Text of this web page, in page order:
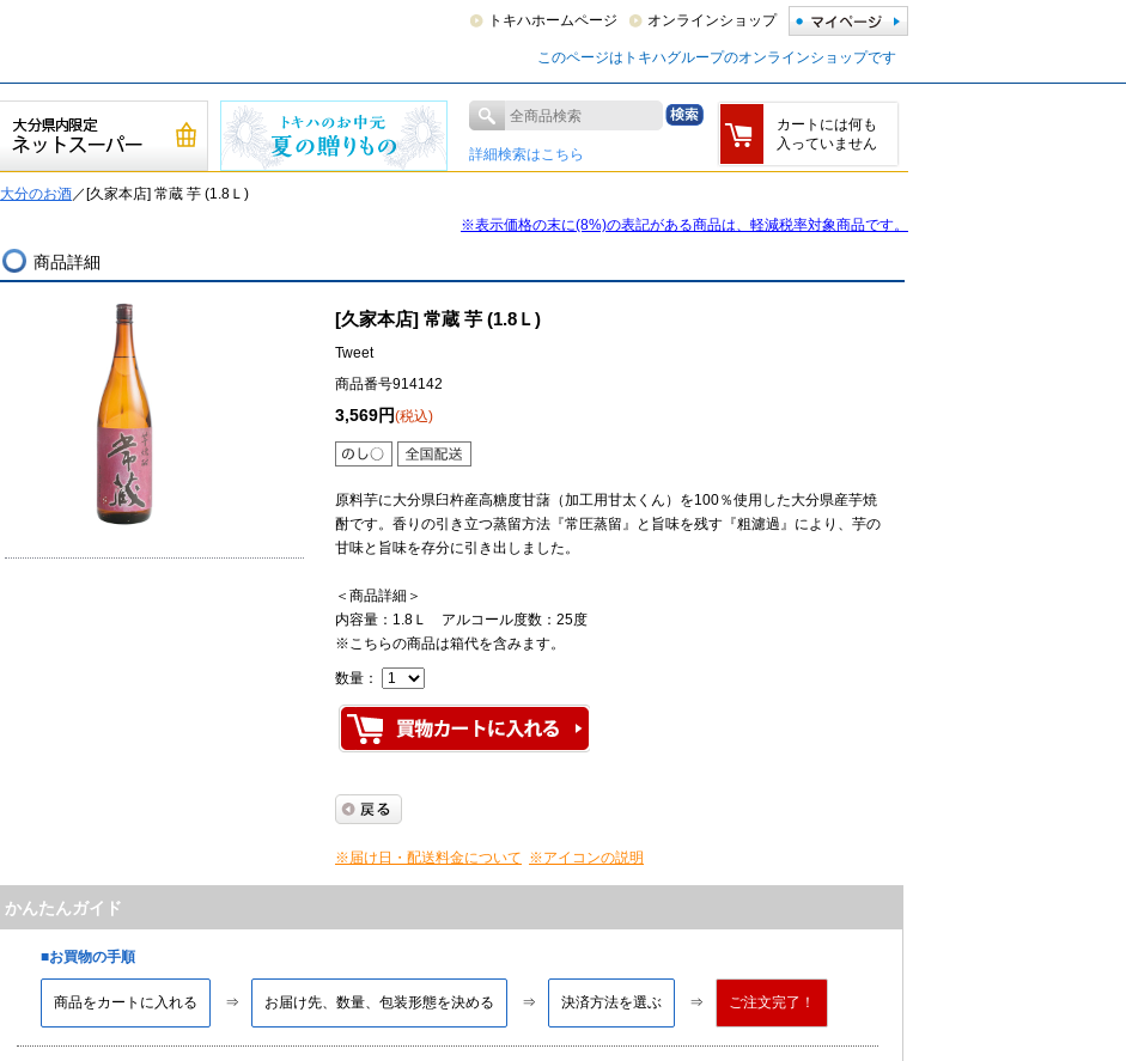
トキハホームページ オンラインショップ
このページはトキハグループのオンラインショップです
詳細検索はこちら
カートには何も
入っていません
大分のお酒／[久家本店] 常蔵 芋 (1.8Ｌ)
※表示価格の末に(8%)の表記がある商品は、軽減税率対象商品です。
商品詳細
[久家本店] 常蔵 芋 (1.8Ｌ)
Tweet
商品番号914142
3,569円(税込)
原料芋に大分県臼杵産高糖度甘藷（加工用甘太くん）を100％使用した大分県産芋焼
酎です。香りの引き立つ蒸留方法『常圧蒸留』と旨味を残す『粗濾過』により、芋の
甘味と旨味を存分に引き出しました。
＜商品詳細＞
内容量：1.8Ｌ アルコール度数：25度
※こちらの商品は箱代を含みます。
数量：
※届け日・配送料金について ※アイコンの説明
かんたんガイド
■お買物の手順
商品をカートに入れる お届け先、数量、包装形態を決める 決済方法を選ぶ ご注文完了！